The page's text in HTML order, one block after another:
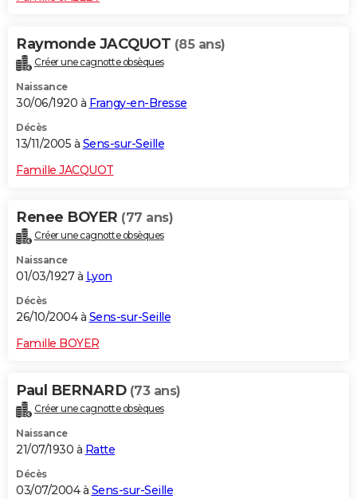
Raymonde JACQUOT (85 ans)
Créer une cagnotte obsèques
Naissance
30/06/1920 à Frangy-en-Bresse
Décès
13/11/2005 à Sens-sur-Seille
Famille JACQUOT
Renee BOYER (77 ans)
Créer une cagnotte obsèques
Naissance
01/03/1927 à Lyon
Décès
26/10/2004 à Sens-sur-Seille
Famille BOYER
Paul BERNARD (73 ans)
Créer une cagnotte obsèques
Naissance
21/07/1930 à Ratte
Décès
03/07/2004 à Sens-sur-Seille